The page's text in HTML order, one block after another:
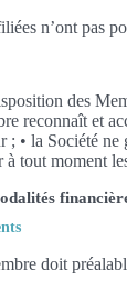
n’ont pas
des
reconnaît et
; • la Société
tout moment
doit